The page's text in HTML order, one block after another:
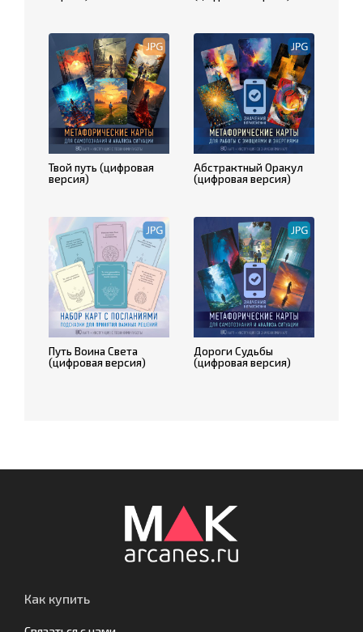
Твой путь (цифровая
версия)
Абстрактный Оракул
(цифровая версия)
Путь Воина Света
(цифровая версия)
Дороги Судьбы
(цифровая версия)
Как купить